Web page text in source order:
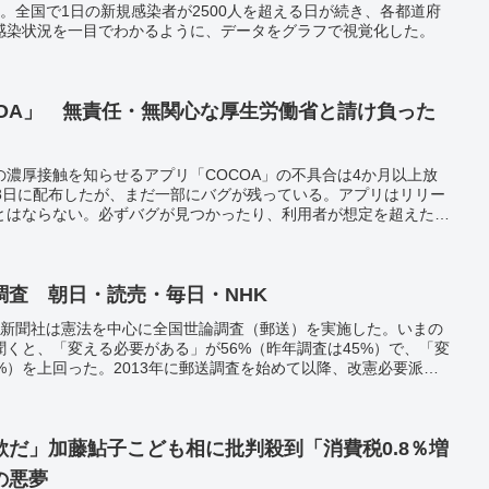
全国で1日の新規感染者が2500人を超える日が続き、各都道府
状況を一目でわかるように、データをグラフで視覚化した。
」 無責任・無関心な厚生労働省と請け負った
厚接触を知らせるアプリ「COCOA」の不具合は4か月以上放
に配布したが、まだ一部にバグが残っている。アプリはリリー
ならない。必ずバグが見つかったり、利用者が想定を超えた使
査 朝日・読売・毎日・NHK
聞社は憲法を中心に全国世論調査（郵送）を実施した。いまの
と、「変える必要がある」が56%（昨年調査は45%）で、「変
を上回った。2013年に郵送調査を始めて以降、改憲必要派は
だ」加藤鮎子こども相に批判殺到「消費税0.8％増
悪夢